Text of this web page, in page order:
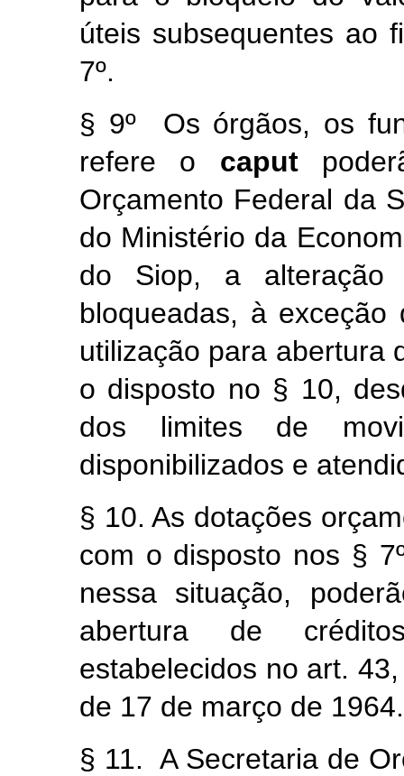
úteis subsequentes ao
7º.
§ 9º Os órgãos, os
refere o caput
Orçamento Federal da
do Ministério da
do Siop, a alteração
bloqueadas, à
utilização para abertura
o disposto no § 10,
dos limites de
disponibilizados e
§ 10.As dotações
com o disposto nos §
nessa situação,
abertura de
estabelecidos no art.
de 17 de março de 1964.
§ 11. A Secretaria de